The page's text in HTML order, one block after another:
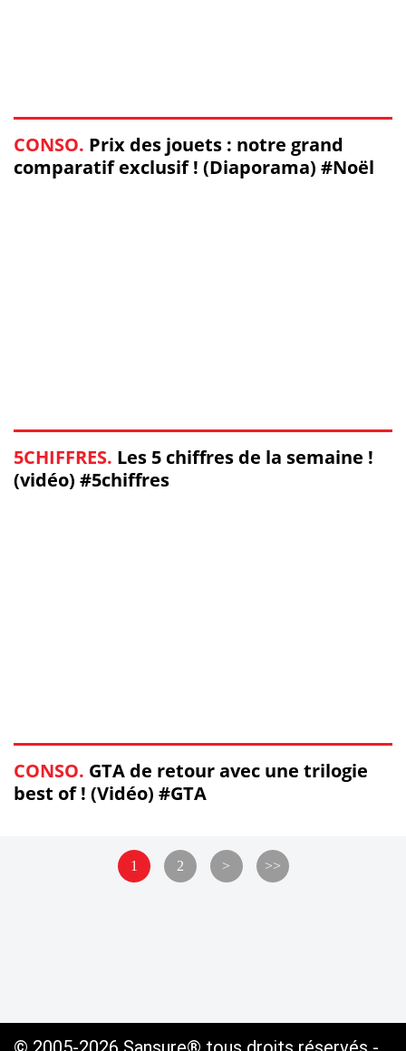
CONSO. Prix des jouets : notre grand
comparatif exclusif ! (Diaporama) #Noël
5CHIFFRES. Les 5 chiffres de la semaine !
(vidéo) #5chiffres
CONSO. GTA de retour avec une trilogie
best of ! (Vidéo) #GTA
1 2 > >>